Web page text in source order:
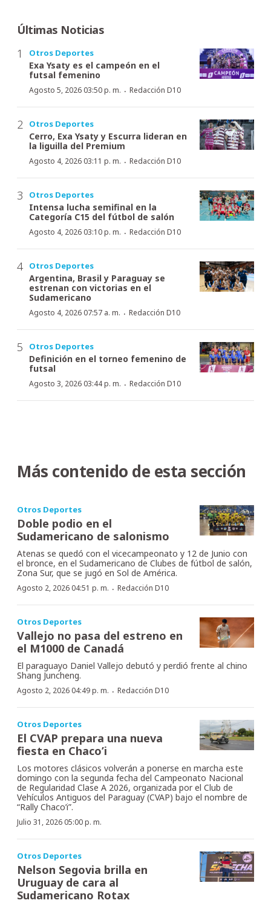
Últimas Noticias
Otros Deportes
Exa Ysaty es el campeón en el
futsal femenino
Agosto 5, 2026 03:50 p. m. · Redacción D10
Otros Deportes
Cerro, Exa Ysaty y Escurra lideran en
la liguilla del Premium
Agosto 4, 2026 03:11 p. m. · Redacción D10
Otros Deportes
Intensa lucha semifinal en la
Categoría C15 del fútbol de salón
Agosto 4, 2026 03:10 p. m. · Redacción D10
Otros Deportes
Argentina, Brasil y Paraguay se
estrenan con victorias en el
Sudamericano
Agosto 4, 2026 07:57 a. m. · Redacción D10
Otros Deportes
Definición en el torneo femenino de
futsal
Agosto 3, 2026 03:44 p. m. · Redacción D10
Más contenido de esta sección
Otros Deportes
Doble podio en el
Sudamericano de salonismo
Atenas se quedó con el vicecampeonato y 12 de Junio con
el bronce, en el Sudamericano de Clubes de fútbol de salón,
Zona Sur, que se jugó en Sol de América.
Agosto 2, 2026 04:51 p. m. · Redacción D10
Otros Deportes
Vallejo no pasa del estreno en
el M1000 de Canadá
El paraguayo Daniel Vallejo debutó y perdió frente al chino
Shang Juncheng.
Agosto 2, 2026 04:49 p. m. · Redacción D10
Otros Deportes
El CVAP prepara una nueva
fiesta en Chaco’i
Los motores clásicos volverán a ponerse en marcha este
domingo con la segunda fecha del Campeonato Nacional
de Regularidad Clase A 2026, organizada por el Club de
Vehículos Antiguos del Paraguay (CVAP) bajo el nombre de
“Rally Chaco’i”.
Julio 31, 2026 05:00 p. m.
Otros Deportes
Nelson Segovia brilla en
Uruguay de cara al
Sudamericano Rotax